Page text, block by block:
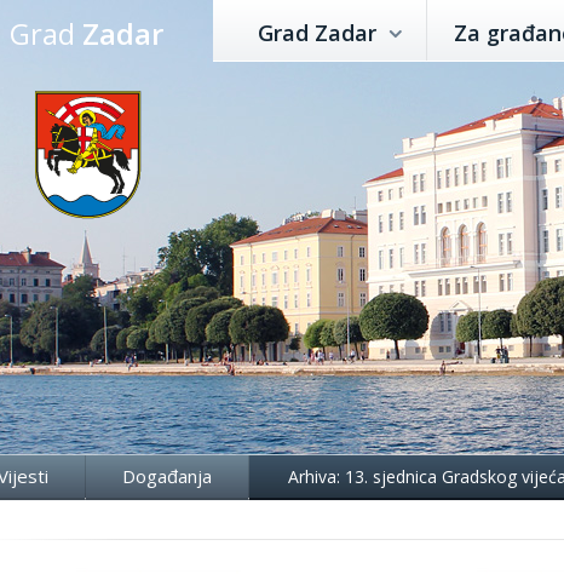
Grad Zadar Grad Zadar Za
Događanja Arhiva: 13. sjednica Gradskog